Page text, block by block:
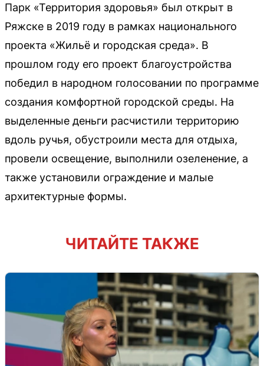
Парк «Территория здоровья» был открыт в
Ряжске в 2019 году в рамках национального
проекта «Жильё и городская среда». В
прошлом году его проект благоустройства
победил в народном голосовании по программе
создания комфортной городской среды. На
выделенные деньги расчистили территорию
вдоль ручья, обустроили места для отдыха,
провели освещение, выполнили озеленение, а
также установили ограждение и малые
архитектурные формы.
ЧИТАЙТЕ ТАКЖЕ